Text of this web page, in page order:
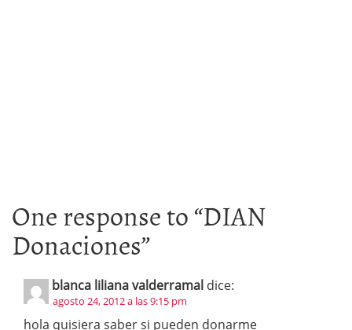
One response to “DIAN
Donaciones”
blanca liliana valderramal dice:
agosto 24, 2012 a las 9:15 pm
hola quisiera saber si pueden donarme